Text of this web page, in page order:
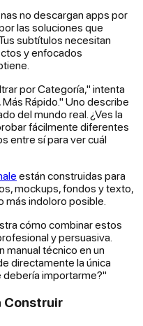
no descargan apps por
las soluciones que
subtítulos necesitan
y enfocados
por Categoría," intenta
Rápido." Uno describe
del mundo real. ¿Ves la
fácilmente diferentes
entre sí para ver cuál
están construidas para
mockups, fondos y texto,
más indoloro posible.
cómo combinar estos
y persuasiva.
manual técnico en un
directamente la única
debería importarme?"
Construir